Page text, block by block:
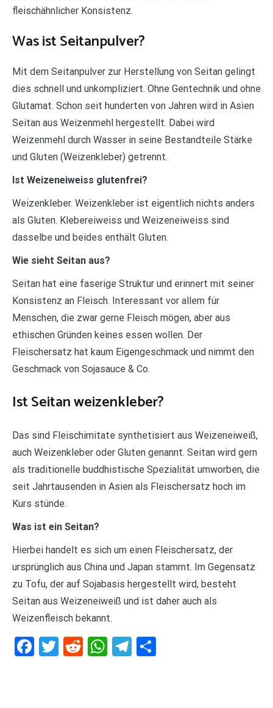
fleischähnlicher Konsistenz.
Was ist Seitanpulver?
Mit dem Seitanpulver zur Herstellung von Seitan gelingt
dies schnell und unkompliziert. Ohne Gentechnik und ohne
Glutamat. Schon seit hunderten von Jahren wird in Asien
Seitan aus Weizenmehl hergestellt. Dabei wird
Weizenmehl durch Wasser in seine Bestandteile Stärke
und Gluten (Weizenkleber) getrennt.
Ist Weizeneiweiss glutenfrei?
Weizenkleber. Weizenkleber ist eigentlich nichts anders
als Gluten. Klebereiweiss und Weizeneiweiss sind
dasselbe und beides enthält Gluten.
Wie sieht Seitan aus?
Seitan hat eine faserige Struktur und erinnert mit seiner
Konsistenz an Fleisch. Interessant vor allem für
Menschen, die zwar gerne Fleisch mögen, aber aus
ethischen Gründen keines essen wollen. Der
Fleischersatz hat kaum Eigengeschmack und nimmt den
Geschmack von Sojasauce & Co.
Ist Seitan weizenkleber?
Das sind Fleischimitate synthetisiert aus Weizeneiweiß,
auch Weizenkleber oder Gluten genannt. Seitan wird gern
als traditionelle buddhistische Spezialität umworben, die
seit Jahrtausenden in Asien als Fleischersatz hoch im
Kurs stünde.
Was ist ein Seitan?
Hierbei handelt es sich um einen Fleischersatz, der
ursprünglich aus China und Japan stammt. Im Gegensatz
zu Tofu, der auf Sojabasis hergestellt wird, besteht
Seitan aus Weizeneiweiß und ist daher auch als
Weizenfleisch bekannt.
Facebook
Twitter
RedditWhatsApp
Telegram